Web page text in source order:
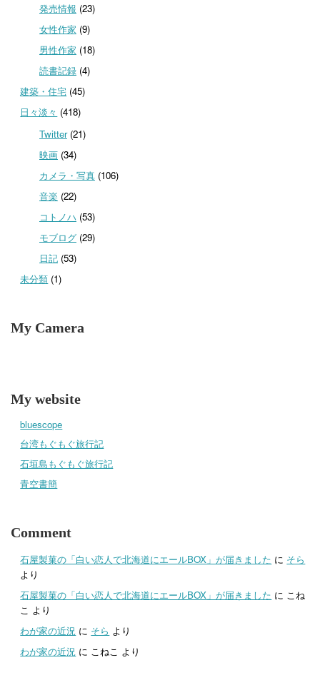
発売情報 (23)
女性作家 (9)
男性作家 (18)
読書記録(4)
建築・住宅 (45)
日々淡々 (418)
Twitter(21)
映画(34)
カメラ・写真(106)
音楽 (22)
コトノハ (53)
モブログ(29)
日記(53)
未分類 (1)
My Camera
My website
bluescope
台湾もぐもぐ旅行記
石垣島もぐもぐ旅行記
青空書簡
Comment
石屋製菓の「白い恋人で北海道にエールBOX」が届きました に そら
より
石屋製菓の「白い恋人で北海道にエールBOX」が届きました に こね
こ より
わが家の近況 に そら より
わが家の近況 に こねこ より